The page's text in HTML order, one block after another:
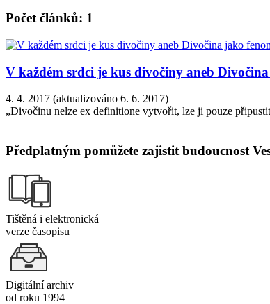
Počet článků: 1
V každém srdci je kus divočiny aneb
4. 4. 2017 (aktualizováno 6. 6. 2017)
„Divočinu nelze ex definitione vytvořit, lze ji pouze
Předplatným pomůžete zajistit budoucnost
Tištěná i elektronická
verze časopisu
Digitální archiv
od roku 1994